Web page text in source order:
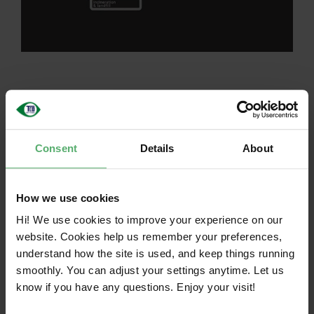
Consent Details About
How we use cookies
Hi! We use cookies to improve your experience on our
website. Cookies help us remember your preferences,
understand how the site is used, and keep things running
smoothly. You can adjust your settings anytime. Let us
know if you have any questions. Enjoy your visit!
La economía circular pretende inspirar a las
empresas para que se replanteen todo, desde la
los clientes. Una clara diferencia es el papel del
cliente: ya no se centra en el consumo, sino en el
uso de una función, lo que plantea a la comunidad
empresarial diferentes exigencias para construir
relaciones a largo plazo en sus modelos de
negocio. La ventaja es que las empresas se
benefician del éxito de las demás en esta cascada
de ciclos diferentes.